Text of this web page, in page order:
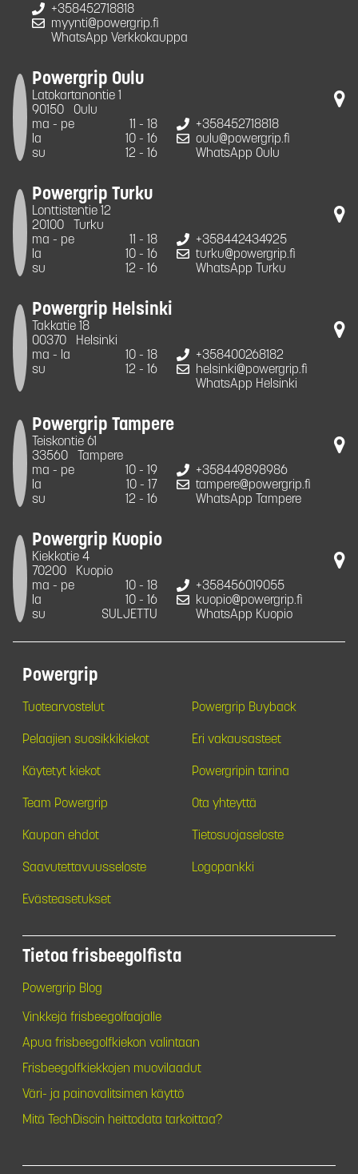
+358452718818
myynti@powergrip.fi
WhatsApp Verkkokauppa
Powergrip Oulu
Latokartanontie 1
90150
Oulu
ma - pe
11 - 18
la
10 - 16
su
12 - 16
+358452718818
oulu@powergrip.fi
WhatsApp Oulu
Powergrip Turku
Lonttistentie 12
20100
Turku
ma - pe
11 - 18
la
10 - 16
su
12 - 16
+358442434925
turku@powergrip.fi
WhatsApp Turku
Powergrip Helsinki
Takkatie 18
00370
Helsinki
ma - la
10 - 18
su
12 - 16
+358400268182
helsinki@powergrip.fi
WhatsApp Helsinki
Powergrip Tampere
Teiskontie 61
33560
Tampere
ma - pe
10 - 19
la
10 - 17
su
12 - 16
+358449898986
tampere@powergrip.fi
WhatsApp Tampere
Powergrip Kuopio
Kiekkotie 4
70200
Kuopio
ma - pe
10 - 18
la
10 - 16
su
SULJETTU
+358456019055
kuopio@powergrip.fi
WhatsApp Kuopio
Powergrip
Tuotearvostelut Powergrip Buyback
Pelaajien suosikkikiekot Eri vakausasteet
Käytetyt kiekot Powergripin tarina
Team Powergrip Ota yhteyttä
Kaupan ehdot Tietosuojaseloste
Saavutettavuusseloste Logopankki
Evästeasetukset
Tietoa frisbeegolfista
Powergrip Blog
Vinkkejä frisbeegolfaajalle
Apua frisbeegolfkiekon valintaan
Frisbeegolfkiekkojen muovilaadut
Väri- ja painovalitsimen käyttö
Mitä TechDiscin heittodata tarkoittaa?